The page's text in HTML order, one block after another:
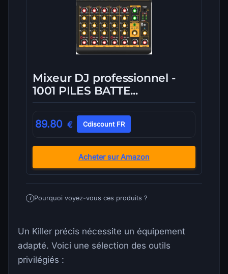
Mixeur DJ professionnel -
1001 PILES BATTE...
89.80 € Cdiscount FR
Acheter sur Amazon
i Pourquoi voyez-vous ces produits ?
Un Killer précis nécessite un équipement
adapté. Voici une sélection des outils
privilégiés :